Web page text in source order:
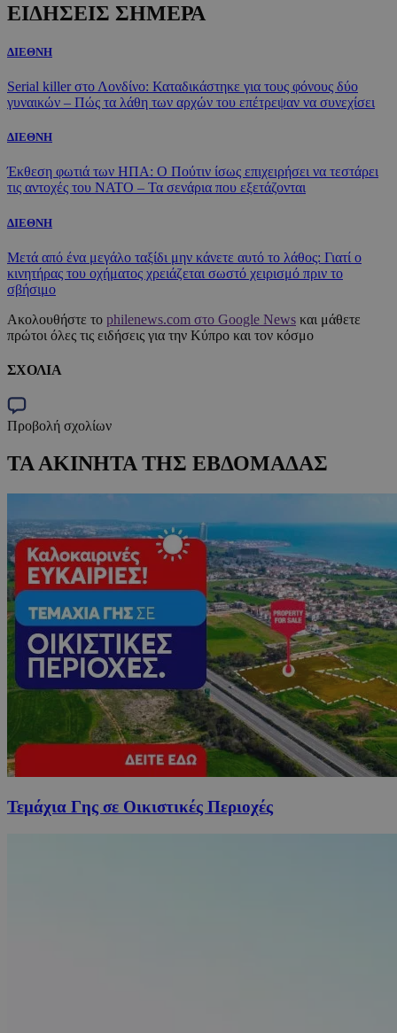
ΕΙΔΗΣΕΙΣ ΣΗΜΕΡΑ
ΔΙΕΘΝΗ
Serial killer στο Λονδίνο: Καταδικάστηκε για τους φόνους δύο
γυναικών – Πώς τα λάθη των αρχών του επέτρεψαν να συνεχίσει
ΔΙΕΘΝΗ
Έκθεση φωτιά των ΗΠΑ: Ο Πούτιν ίσως επιχειρήσει να τεστάρει
τις αντοχές του ΝΑΤΟ – Τα σενάρια που εξετάζονται
ΔΙΕΘΝΗ
Μετά από ένα μεγάλο ταξίδι μην κάνετε αυτό το λάθος: Γιατί ο
κινητήρας του οχήματος χρειάζεται σωστό χειρισμό πριν το
σβήσιμο
Ακολουθήστε το philenews.com στο Google News και μάθετε
πρώτοι όλες τις ειδήσεις για την Κύπρο και τον κόσμο
ΣΧΟΛΙΑ
Προβολή σχολίων
ΤΑ ΑΚΙΝΗΤΑ ΤΗΣ ΕΒΔΟΜΑΔΑΣ
Τεμάχια Γης σε Οικιστικές Περιοχές